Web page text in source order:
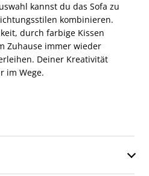
kannst du das Sofa zu
kombinieren.
durch farbige Kissen
Zuhause immer wieder
Deiner Kreativität
im Wege.